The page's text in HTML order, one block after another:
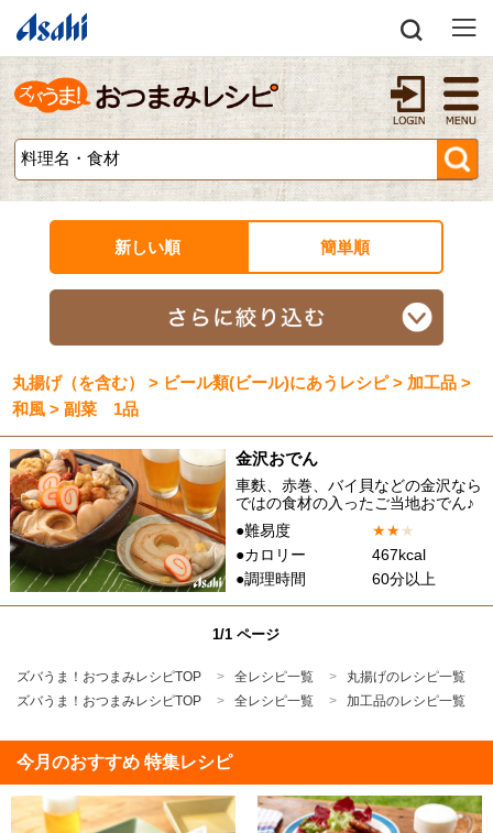
新しい順 簡単順
丸揚げ（を含む） > ビール類(ビール)にあうレシピ > 加工品 >
和風 > 副菜 1品
金沢おでん
車麩、赤巻、バイ貝などの金沢なら
ではの食材の入ったご当地おでん♪
●難易度
★★★
●カロリー
467kcal
●調理時間
60分以上
1/1 ページ
ズバうま！おつまみレシピTOP 全レシピ一覧
丸揚げのレシピ一覧
ズバうま！おつまみレシピTOP
全レシピ一覧 加工品のレシピ一覧
今月のおすすめ 特集レシピ